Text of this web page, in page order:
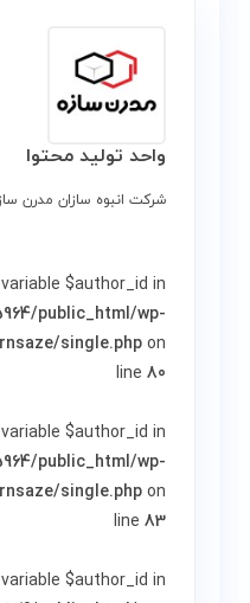
واحد تولید محتوا
شرکت انبوه سازان مدرن
$author_id in
public_html/wp-
single.phpon
line80
$author_id in
public_html/wp-
single.phpon
line83
$author_id in